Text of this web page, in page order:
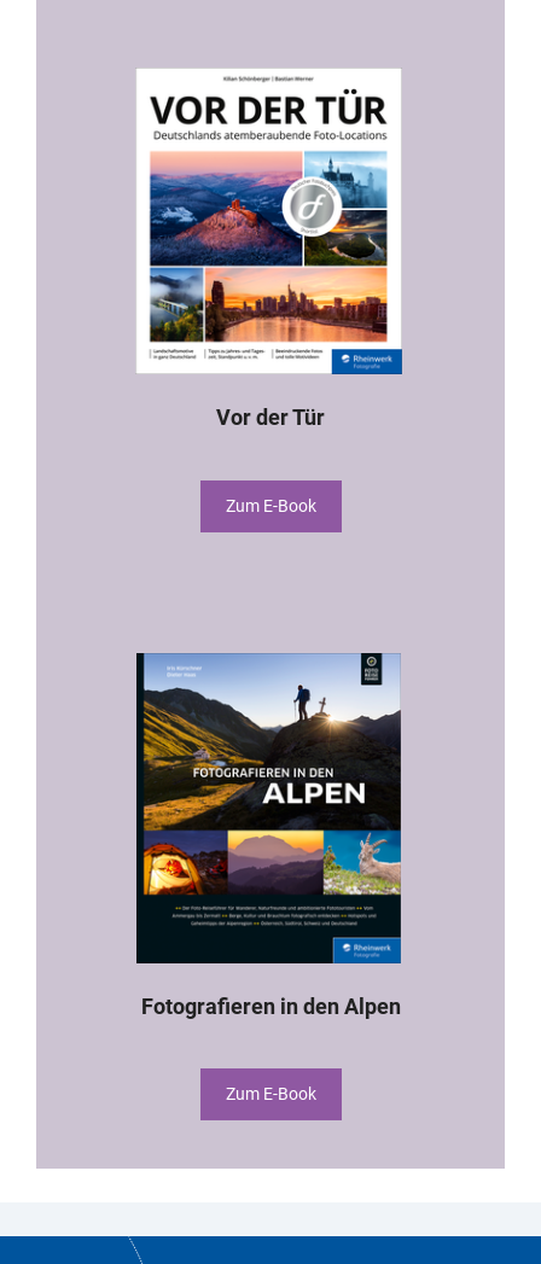
Vor der Tür
Zum E-Book
Fotografieren in den Alpen
Zum E-Book